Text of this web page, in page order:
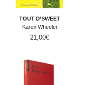
TOUT D’SWEET
Karen Wheeler
21,00€